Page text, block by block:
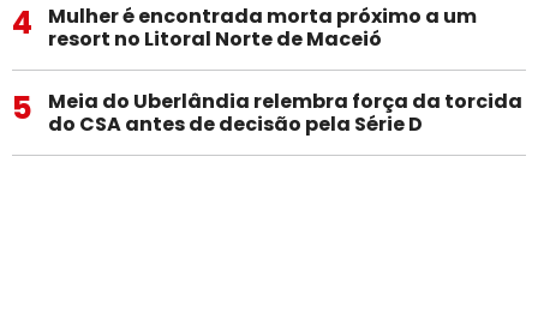
4
Mulher é encontrada morta próximo a um
resort no Litoral Norte de Maceió
5
Meia do Uberlândia relembra força da torcida
do CSA antes de decisão pela Série D